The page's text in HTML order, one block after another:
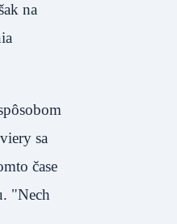
na
sa
čase
"Nech